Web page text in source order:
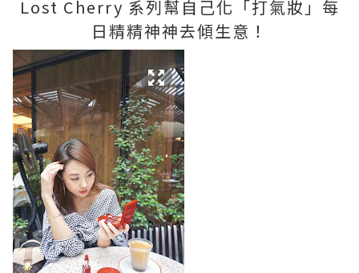
Lost Cherry 系列幫自己化「打氣妝」每
日精精神神去傾生意！